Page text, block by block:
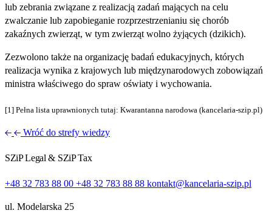
lub zebrania związane z realizacją zadań mających na celu
zwalczanie lub zapobieganie rozprzestrzenianiu się chorób
zakaźnych zwierząt, w tym zwierząt wolno żyjących (dzikich).
Zezwolono także na organizację badań edukacyjnych, których
realizacja wynika z krajowych lub międzynarodowych zobowiązań
ministra właściwego do spraw oświaty i wychowania.
[1] Pełna lista uprawnionych tutaj: Kwarantanna narodowa (kancelaria‑szip.pl)
Wróć do strefy wiedzy
SZiP Legal & SZiP Tax
+48 32 783 88 00 +48 32 783 88 88 kontakt@kancelaria-szip.pl
ul. Modelarska 25